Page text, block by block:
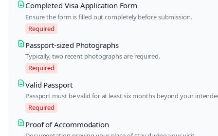
Completed Visa Application Form
Ensure the form is filled out completely before submission.
Required
Passport-sized Photographs
Typically, two recent photographs are required.
Required
Valid Passport
Passport must be valid for at least six months beyond your
Required
Proof of Accommodation